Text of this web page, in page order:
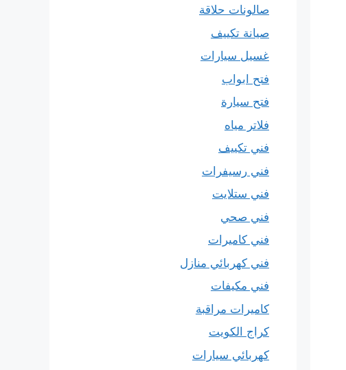
صالونات حلاقة
صيانة تكييف
غسيل سيارات
فتح ابواب
فتح سيارة
فلاتر مياه
فني تكييف
فني رسيفرات
فني ستلايت
فني صحي
فني كاميرات
فني كهربائي منازل
فني مكيفات
كاميرات مراقبة
كراج الكويت
كهربائي سيارات